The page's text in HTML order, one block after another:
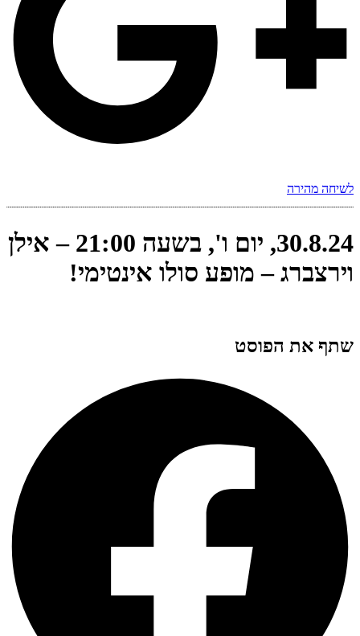
לשיחה מהירה
30.8.24, יום ו', בשעה 21:00 – אילן
וירצברג – מופע סולו אינטימי!
שתף את הפוסט